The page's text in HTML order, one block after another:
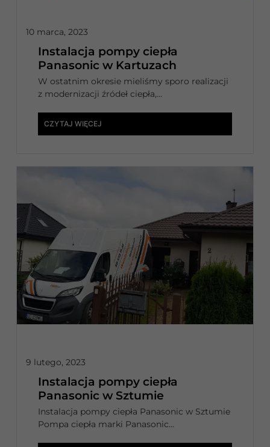
Instalacja pompy ciepła
Panasonic w Kartuzach
W ostatnim okresie mieliśmy sporo realizacji
z modernizacji źródeł ciepła,...
CZYTAJ WIĘCEJ
10 marca, 2023
Instalacja pompy ciepła
Panasonic w Sztumie
Instalacja pompy ciepła Panasonic w Sztumie
Pompa ciepła marki Panasonic...
9 lutego, 2023